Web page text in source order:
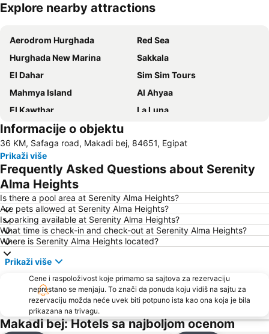
Explore nearby attractions
Aerodrom Hurghada
Red Sea
Hurghada New Marina
Sakkala
El Dahar
Sim Sim Tours
Mahmya Island
Al Ahyaa
El Kawthar
La Luna
Informacije o objektu
36 KM, Safaga road, Makadi bej, 84651, Egipat
Prikaži više
Frequently Asked Questions about Serenity
Alma Heights
Is there a pool area at Serenity Alma Heights?
Are pets allowed at Serenity Alma Heights?
Is parking available at Serenity Alma Heights?
What time is check-in and check-out at Serenity Alma Heights?
Where is Serenity Alma Heights located?
Prikaži više
Cene i raspoloživost koje primamo sa sajtova za rezervaciju
neprestano se menjaju. To znači da ponuda koju vidiš na sajtu za
rezervaciju možda neće uvek biti potpuno ista kao ona koja je bila
prikazana na trivagu.
Makadi bej: Hotels sa najboljom ocenom